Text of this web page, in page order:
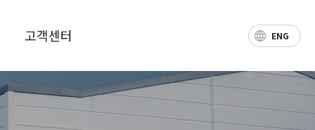
고객센터
공지사항
자주하는 질문
ENG